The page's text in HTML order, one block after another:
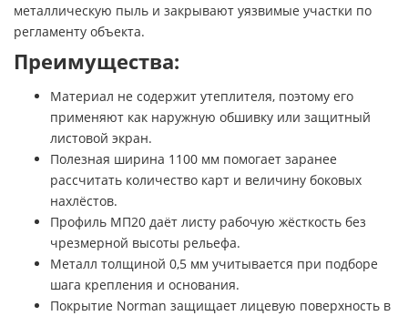
металлическую пыль и закрывают уязвимые участки по
регламенту объекта.
Преимущества:
Материал не содержит утеплителя, поэтому его
применяют как наружную обшивку или защитный
листовой экран.
Полезная ширина 1100 мм помогает заранее
рассчитать количество карт и величину боковых
нахлёстов.
Профиль МП20 даёт листу рабочую жёсткость без
чрезмерной высоты рельефа.
Металл толщиной 0,5 мм учитывается при подборе
шага крепления и основания.
Покрытие Norman защищает лицевую поверхность в